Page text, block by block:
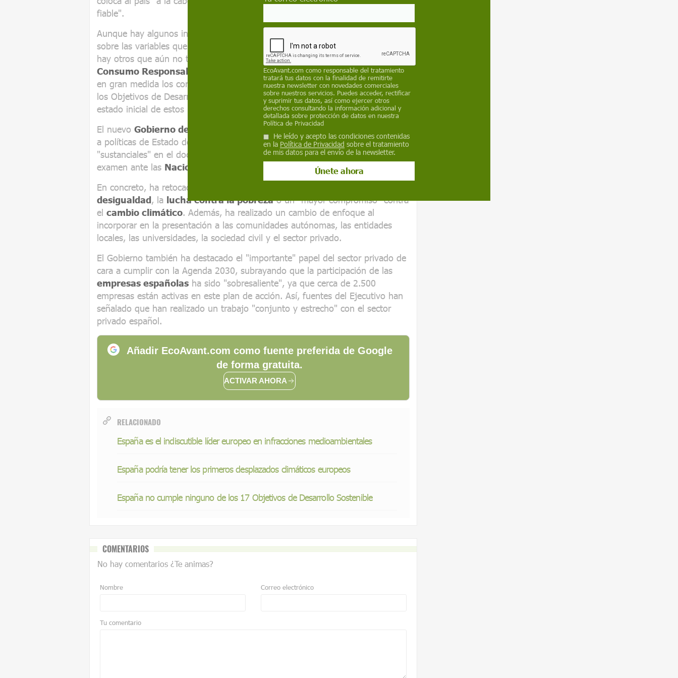
fiable".
Aunque hay algunos indicadores sobre los que hay un consenso internacional
sobre las variables que representan, como por ejemplo el crecimiento del PIB,
hay otros que aún no tienen una medición exacta, como es el caso del
Consumo Responsable
. El informe que va a presentar el Ejecutivo refleja
en gran medida los contenidos de lo que va a hacer España para cumplir con
los Objetivos de Desarrollo Sostenible, acompañado de un anexo que refleja el
estado inicial de estos indicadores.
El nuevo Gobierno de Pedro Sánchez
, aunque ha decidido dar continuidad
a políticas de Estado del anterior Ejecutivo, ha incorporado cambios
"sustanciales" en el documento, así como en la manera de presentar el
examen ante las Naciones Unidas
En concreto, ha retocado el documento en temas concretos como la
desigualdad, la lucha contra la pobrezao un "mayor compromiso" contra
el cambio climático. Además, ha realizado un cambio de enfoque al
incorporar en la presentación a las comunidades autónomas, las entidades
locales, las universidades, la sociedad civil y el sector privado.
El Gobierno también ha destacado el "importante" papel del sector privado de
cara a cumplir con la Agenda 2030, subrayando que la participación de las
empresas españolas ha sido "sobresaliente", ya que cerca de 2.500
empresas están activas en este plan de acción. Así, fuentes del Ejecutivo han
señalado que han realizado un trabajo "conjunto y estrecho" con el sector
privado español.
Añadir EcoAvant.com como fuente preferida de Google
de forma gratuita.
ACTIVAR AHORA
RELACIONADO
España es el indiscutible líder europeo en infracciones medioambientales
España podría tener los primeros desplazados climáticos europeos
España no cumple ninguno de los 17 Objetivos de Desarrollo Sostenible
COMENTARIOS
No hay comentarios ¿Te animas?
Nombre Correo electrónico
Tu comentario
EcoAvant.com como responsable del tratamiento
tratará tus datos con la finalidad de remitirte
nuestra newsletter con novedades comerciales
sobre nuestros servicios. Puedes acceder, rectificar
y suprimir tus datos, así como ejercer otros
derechos consultando la información adicional y
detallada sobre protección de datos en nuestra
Política de Privacidad
He leído y acepto las condiciones contenidas
en la Política de Privacidad sobre el tratamiento
de mis datos para el envío de la newsletter.